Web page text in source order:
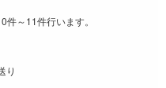
～11件行います。
り